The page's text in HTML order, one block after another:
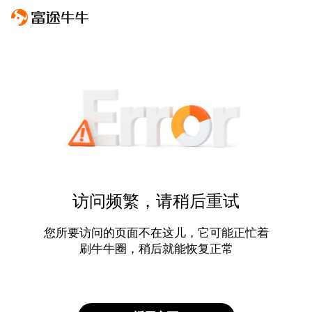
访问频繁，请稍后重试
您所要访问的页面不在这儿，它可能正忙着
刷牛牛圈，稍后就能恢复正常